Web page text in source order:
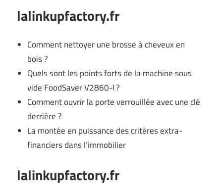
lalinkupfactory.fr
Comment nettoyer une brosse à cheveux en
bois ?
Quels sont les points forts de la machine sous
vide FoodSaver V2860-I ?
Comment ouvrir la porte verrouillée avec une clé
derrière ?
La montée en puissance des critères extra-
financiers dans l’immobilier
lalinkupfactory.fr